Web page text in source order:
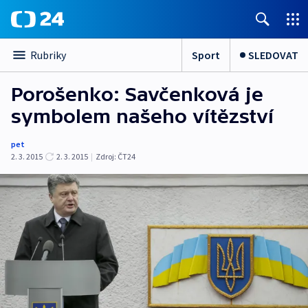
Rubriky Sport SLEDOVAT
Porošenko: Savčenková je
symbolem našeho vítězství
pet
2. 3. 2015
2. 3. 2015 | Zdroj: ČT24